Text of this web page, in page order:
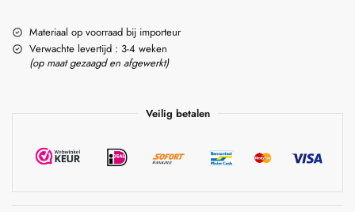
Materiaal op voorraad bij importeur
Verwachte levertijd : 3-4 weken
(op maat gezaagd en afgewerkt)
Veilig betalen